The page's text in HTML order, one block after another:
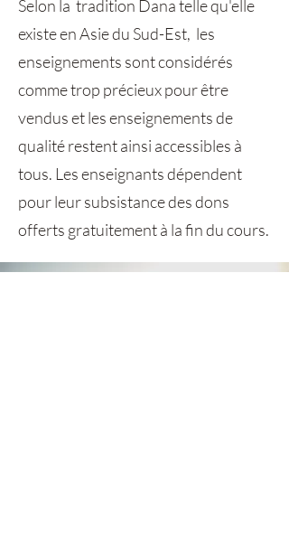
Selon la tradition Dana telle qu'elle
existe en Asie du Sud-Est, les
enseignements sont considérés
comme trop précieux pour être
vendus et les enseignements de
qualité restent ainsi accessibles à
tous. Les enseignants dépendent
pour leur subsistance des dons
offerts gratuitement à la fin du cours.